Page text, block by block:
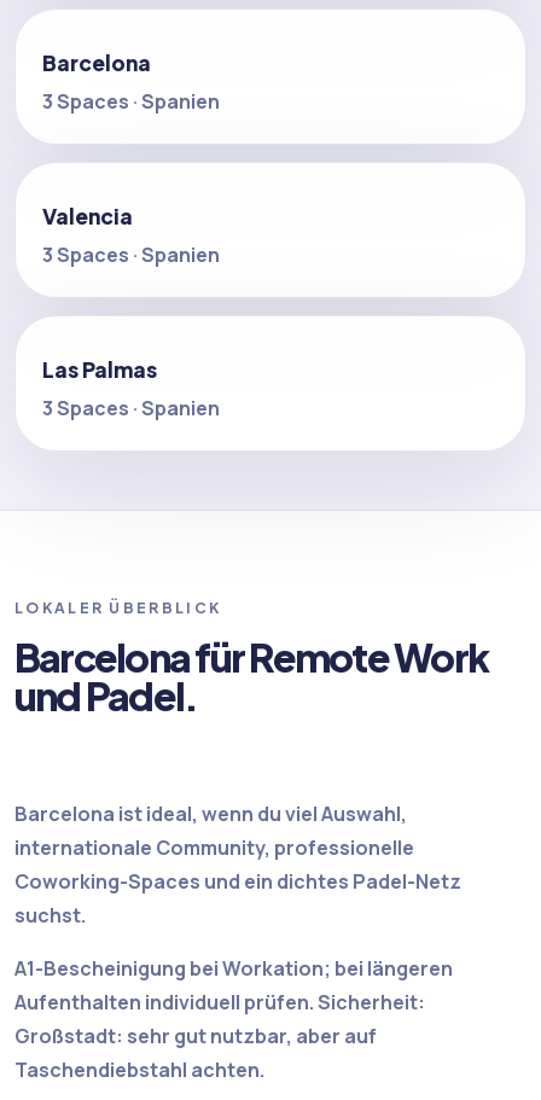
Barcelona
3 Spaces · Spanien
Valencia
3 Spaces · Spanien
Las Palmas
3 Spaces · Spanien
LOKALER ÜBERBLICK
Barcelona für Remote Work
und Padel.
Barcelona ist ideal, wenn du viel Auswahl,
internationale Community, professionelle
Coworking-Spaces und ein dichtes Padel-Netz
suchst.
A1-Bescheinigung bei Workation; bei längeren
Aufenthalten individuell prüfen. Sicherheit:
Großstadt: sehr gut nutzbar, aber auf
Taschendiebstahl achten.